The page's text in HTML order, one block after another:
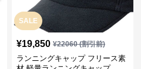
SALE
¥19,850 ¥22060(割引前)
ランニングキャップ フリース素